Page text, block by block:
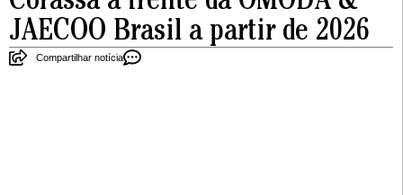
JAECOO Brasil a partir de 2026
Compartilhar notícia